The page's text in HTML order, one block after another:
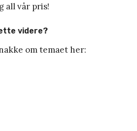
all vår pris!
videre?
om temaet her: